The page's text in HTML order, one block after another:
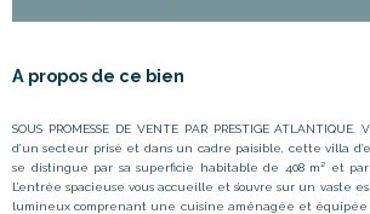
A propos de ce bien
SOUS PROMESSE DE VENTE PAR PRESTIGE
d’un secteur prisé et dans un cadre paisible, cette villa
se distingue par sa superficie habitable de 408 m² et
L’entrée spacieuse vous accueille et s’ouvre sur un vaste
lumineux comprenant une cuisine aménagée et